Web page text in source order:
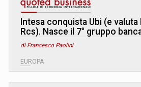
Intesa conquista Ubi (e valuta
Rcs). Nasce il 7° gruppo
di Francesco Paolini
EUROPA